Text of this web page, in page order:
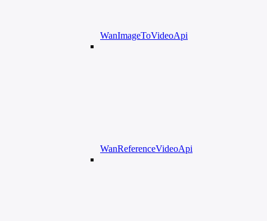
WanImageToVideoApi
WanReferenceVideoApi